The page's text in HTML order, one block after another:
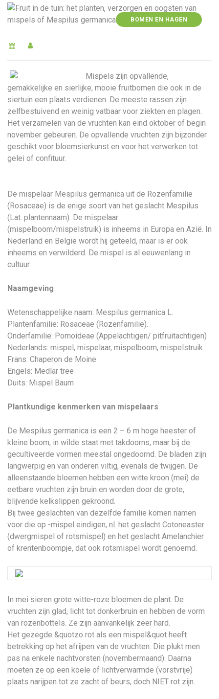
BOMEN EN HAGEN
Mispels zijn opvallende,
gemakkelijke en sierlijke, mooie fruitbomen die ook in de
siertuin een plaats verdienen. De meeste rassen zijn
zelfbestuivend en weinig vatbaar voor ziekten en plagen.
Het verzamelen van de vruchten kan eind oktober of begin
november gebeuren. De opvallende vruchten zijn bijzonder
geschikt voor bloemsierkunst en voor het verwerken tot
gelei of confituur.
De mispelaar Mespilus germanica uit de Rozenfamilie
(Rosaceae) is de enige soort van het geslacht Mespilus
(Lat. plantennaam). De mispelaar
(mispelboom/mispelstruik) is inheems in Europa en Azië. In
Nederland en België wordt hij geteeld, maar is er ook
inheems en verwilderd. De mispel is al eeuwenlang in
cultuur.
Naamgeving
Wetenschappelijke naam: Mespilus germanica L.
Plantenfamilie: Rosaceae (Rozenfamilie).
Onderfamilie: Pomoideae (Appelachtigen/ pitfruitachtigen)
Nederlands: mispel, mispelaar, mispelboom, mispelstruik
Frans: Chaperon de Moine
Engels: Medlar tree
Duits: Mispel Baum
Plantkundige kenmerken van mispelaars
De Mespilus germanica is een 2 – 6 m hoge heester of
kleine boom, in wilde staat met takdoorns, maar bij de
gecultiveerde vormen meestal ongedoornd. De bladen zijn
langwerpig en van onderen viltig, evenals de twijgen. De
alleenstaande bloemen hebben een witte kroon (mei) de
eetbare vruchten zijn bruin en worden door de grote,
blijvende kelkslippen gekroond.
Bij twee geslachten van dezelfde familie komen namen
voor die op -mispel eindigen, nl. het geslacht Cotoneaster
(dwergmispel of rotsmispel) en het geslacht Amelanchier
of krentenboompje, dat ook rotsmispel wordt genoemd.
In mei sieren grote witte-roze bloemen de plant. De
vruchten zijn glad, licht tot donkerbruin en hebben de vorm
van rozenbottels. Ze zijn aanvankelijk zeer hard.
Het gezegde &quotzo rot als een mispel&quot heeft
betrekking op het afrijpen van de vruchten. Die plukt men
pas na enkele nachtvorsten (novembermaand). Daarna
moeten ze op een koele of lichtverwarmde (vorstvrije)
plaats narijpen tot ze zacht of beurs, doch NIET rot zijn.